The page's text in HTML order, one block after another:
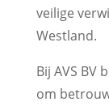
veilige
Westland.
Bij AVS BV
om